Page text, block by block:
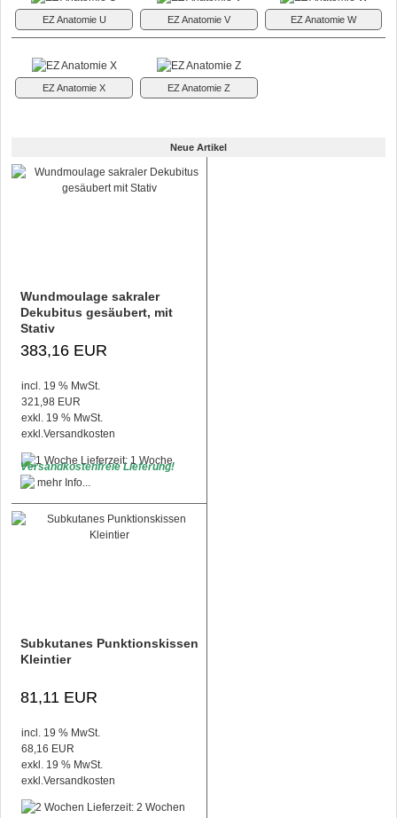
EZ Anatomie U EZ Anatomie V EZ Anatomie W
EZ Anatomie X EZ Anatomie Z
Neue Artikel
Wundmoulage sakraler
Dekubitus gesäubert, mit
Stativ
383,16 EUR
incl. 19 % MwSt.
321,98 EUR
exkl. 19 % MwSt.
exkl.Versandkosten
Lieferzeit: 1 Woche
Versandkostenfreie Lieferung!
Subkutanes Punktionskissen
Kleintier
81,11 EUR
incl. 19 % MwSt.
68,16 EUR
exkl. 19 % MwSt.
exkl.Versandkosten
Lieferzeit: 2 Wochen